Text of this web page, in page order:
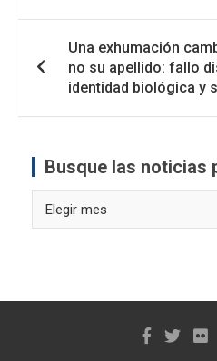
Una exhumación
no su apellido: fallo
identidad biológica y
Busque las noticias
las